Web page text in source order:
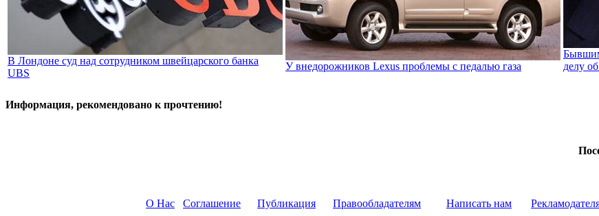
В Лондоне суд над сотрудником швейцарского банка
UBS
У внедорожников Lexus проблемы с педалью газа
делу
Информация, рекомендовано к прочтению!
О Нас Соглашение Публикация Правообладателям Написать нам